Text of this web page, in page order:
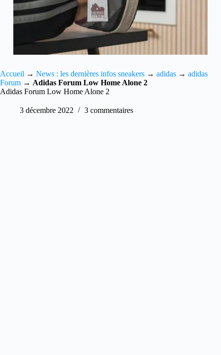
Accueil → News : les dernières infos sneakers → adidas → adidas
Forum → Adidas Forum Low Home Alone 2
Adidas Forum Low Home Alone 2
3 décembre 2022 3 commentaires